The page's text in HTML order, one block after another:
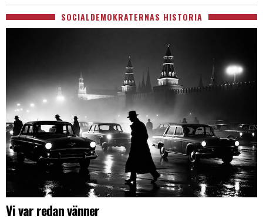
SOCIALDEMOKRATERNAS HISTORIA
Vi var redan vänner